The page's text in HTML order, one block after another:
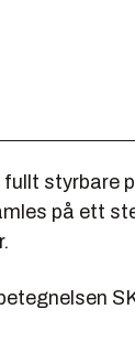
styrbare
på ett